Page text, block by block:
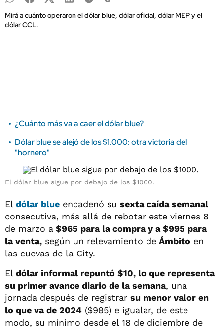
Mirá a cuánto operaron el dólar blue, dólar oficial, dólar MEP y el
dólar CCL.
¿Cuánto más va a caer el dólar blue?
Dólar blue se alejó de los $1.000: otra victoria del
"hornero"
El dólar blue sigue por debajo de los $1000.
El dólar blue encadenó su sexta caída semanal
consecutiva, más allá de rebotar este viernes 8
de marzo a $965 para la compra y a $995 para
la venta, según un relevamiento de Ámbito en
las cuevas de la City.
El dólar informal repuntó $10, lo que representa
su primer avance diario de la semana, una
jornada después de registrar su menor valor en
lo que va de 2024 ($985) e igualar, de este
modo, su mínimo desde el 18 de diciembre de